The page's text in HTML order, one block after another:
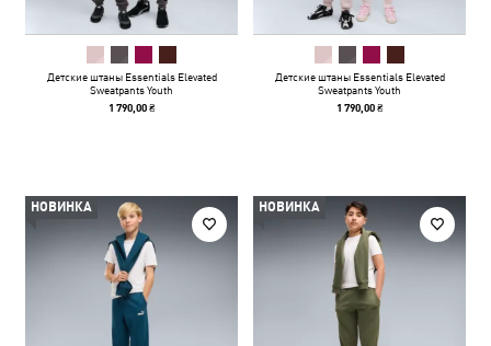
Детские штаны Essentials Elevated
Sweatpants Youth
1 790,00 ₴
Детские штаны Essentials Elevated
Sweatpants Youth
1 790,00 ₴
НОВИНКА НОВИНКА